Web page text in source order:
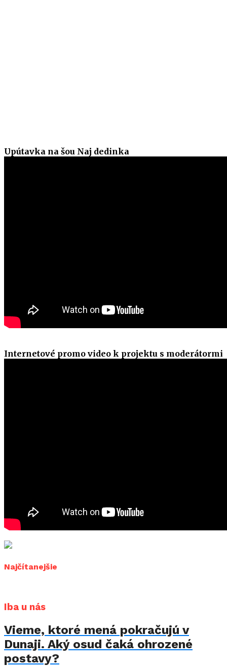
Upútavka na šou Naj dedinka
Internetové promo video k projektu s moderátormi
Najčítanejšie
Iba u nás
Vieme, ktoré mená pokračujú v
Dunaji. Aký osud čaká ohrozené
postavy?